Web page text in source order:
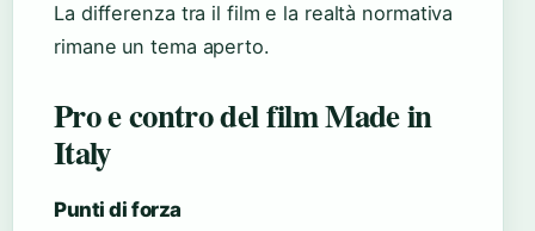
La differenza tra il film e la realtà normativa
rimane un tema aperto.
Pro e contro del film Made in
Italy
Punti di forza